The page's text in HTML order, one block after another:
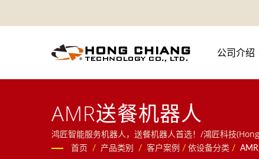
公司介绍
AMR送餐机器人
鸿匠智能服务机器人，送餐机器人首选！/鴻匠科技
案，并延伸至分拣机器人、RGV无人搬运车等物件移动解
首页 / 产品类别 / 客户案例 / 依设备分类 /